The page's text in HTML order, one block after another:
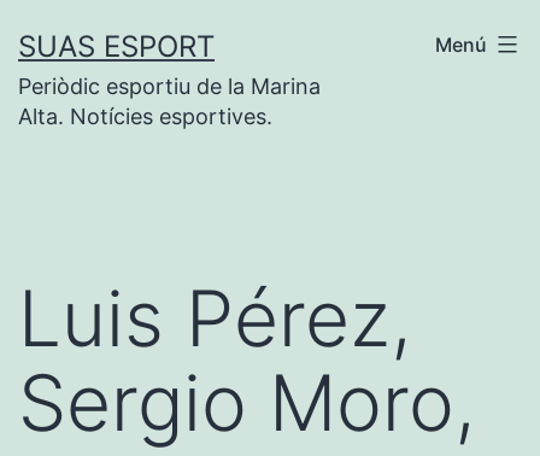
contenido
SUAS ESPORT
Periòdic esportiu de la Marina
Alta. Notícies esportives.
Menú
Luis Pérez,
Sergio Moro,